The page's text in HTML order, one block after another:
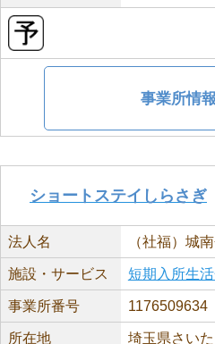
事業所情
ショートステイしらさぎ
法人名 （社福）城
施設・サービス 短期入所生
事業所番号 1176509634
所在地 埼玉県さい